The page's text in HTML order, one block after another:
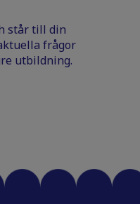
står till din
frågor
utbildning.